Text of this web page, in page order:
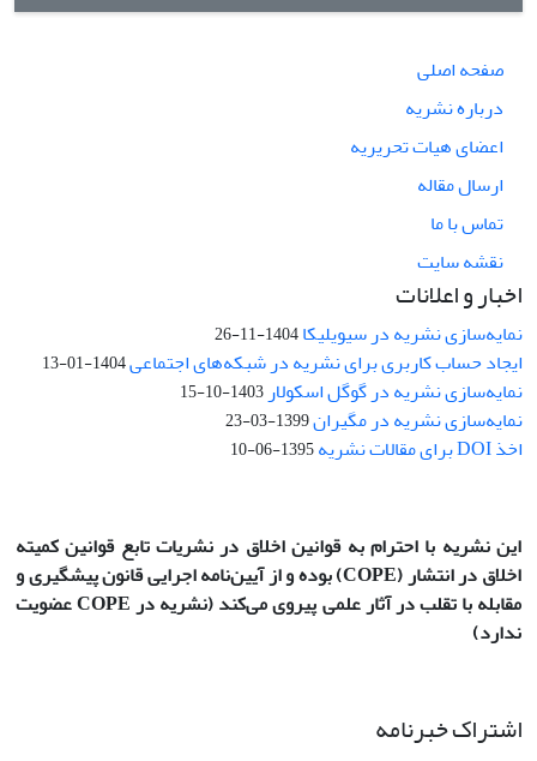
صفحه اصلی
درباره نشریه
اعضای هیات تحریریه
ارسال مقاله
تماس با ما
نقشه سایت
اخبار و اعلانات
نمایه‌سازی نشریه در سیویلیکا1404-11-26
ایجاد حساب کاربری برای نشریه در شبکه‌های اجتماعی1404-01-13
نمایه‌سازی نشریه در گوگل اسکولار 1403-10-15
نمایه‌سازی نشریه در مگیران1399-03-23
اخذ DOI برای مقالات نشریه 1395-06-10
این نشریه با احترام به قوانین اخلاق در نشریات تابع قوانین کمیته
اخلاق در انتشار(COPE)بوده و از آیین‌نامه اجرایی قانون پیشگیری و
مقابله با تقلب در آثار علمی پیروی می‌کند (نشریه در COPE عضویت
ندارد)
اشتراک خبرنامه